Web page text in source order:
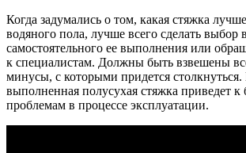
Когда задумались о том, какая стяжка
водяного пола, лучше всего сделать выбор
самостоятельного ее выполнения или
к специалистам. Должны быть взвешены
минусы, с которыми придется столкнуться.
выполненная полусухая стяжка приведет
проблемам в процессе эксплуатации.